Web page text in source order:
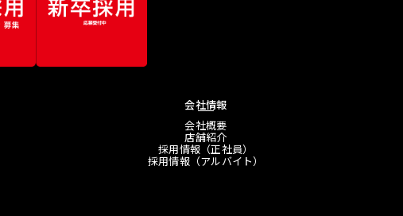
会社情報
会社概要
店舗紹介
採用情報（正社員）
採用情報（アルバイト）